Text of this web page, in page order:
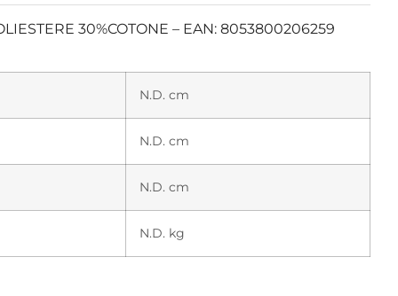
30%COTONE – EAN: 8053800206259
N.D. cm
N.D. cm
N.D. cm
N.D. kg